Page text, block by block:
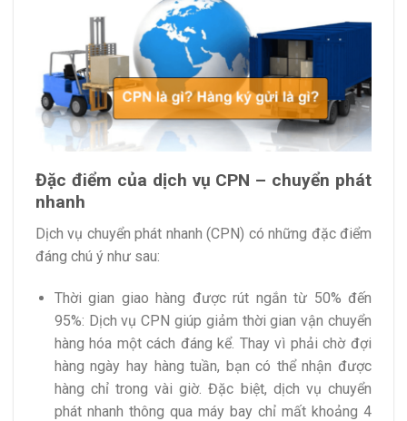
Đặc điểm của dịch vụ CPN – chuyển phát
nhanh
Dịch vụ chuyển phát nhanh (CPN) có những đặc điểm
đáng chú ý như sau:
Thời gian giao hàng được rút ngắn từ 50% đến
95%: Dịch vụ CPN giúp giảm thời gian vận chuyển
hàng hóa một cách đáng kể. Thay vì phải chờ đợi
hàng ngày hay hàng tuần, bạn có thể nhận được
hàng chỉ trong vài giờ. Đặc biệt, dịch vụ chuyển
phát nhanh thông qua máy bay chỉ mất khoảng 4